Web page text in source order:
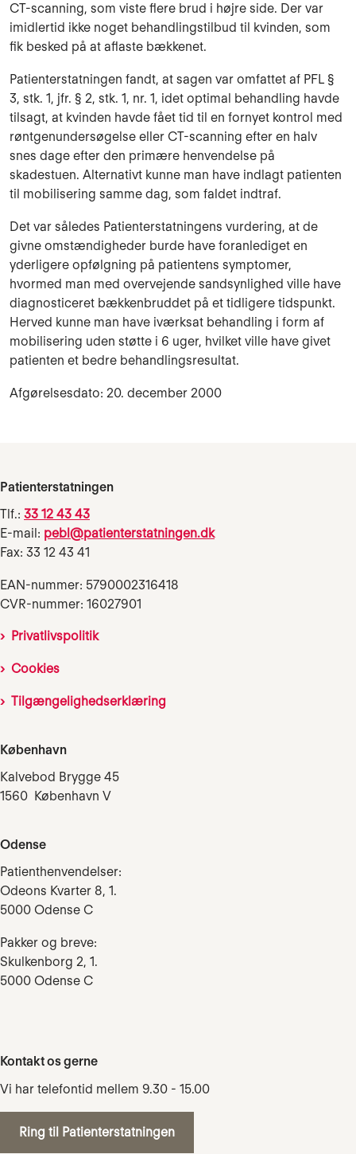
CT-scanning, som viste flere brud i højre side. Der var
imidlertid ikke noget behandlingstilbud til kvinden, som
fik besked på at aflaste bækkenet.
Patienterstatningen fandt, at sagen var omfattet af PFL §
3, stk. 1, jfr. § 2, stk. 1, nr. 1, idet optimal behandling havde
tilsagt, at kvinden havde fået tid til en fornyet kontrol med
rønt­genundersøgelse eller CT-scanning efter en halv
snes dage efter den primære henvendelse på
skadestuen. Alternativt kunne man have indlagt patienten
til mobilisering samme dag, som faldet indtraf.
Det var således Patienterstatningens vurdering, at de
givne omstændigheder burde have for­anlediget en
yderligere opfølgning på patientens symptomer,
hvormed man med overvejende sandsynlighed ville have
diagnosticeret bækkenbruddet på et tidligere tidspunkt.
Herved kunne man have iværksat behandling i form af
mobilisering uden støtte i 6 uger, hvilket ville have givet
patienten et bedre behandlingsresultat.
Afgørelsesdato: 20. december 2000
Patienterstatningen
Tlf.: 33 12 43 43
E-mail: pebl@patienterstatningen.dk
Fax: 33 12 43 41
EAN-nummer: 5790002316418
CVR-nummer: 16027901
Privatlivspolitik
Cookies
Tilgængelighedserklæring
København
Kalvebod Brygge 45
1560 København V
Odense
Patienthenvendelser:
Odeons Kvarter 8, 1.
5000 Odense C
Pakker og breve:
Skulkenborg 2, 1.
5000 Odense C
Kontakt os gerne
Vi har telefontid mellem 9.30 - 15.00
Ring til Patienterstatningen